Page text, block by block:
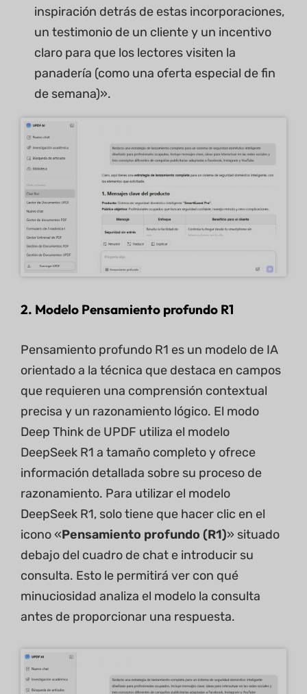
inspiración detrás de estas incorporaciones,
un testimonio de un cliente y un incentivo
claro para que los lectores visiten la
panadería (como una oferta especial de fin
de semana)».
2. Modelo Pensamiento profundo R1
Pensamiento profundo R1 es un modelo de IA
orientado a la técnica que destaca en campos
que requieren una comprensión contextual
precisa y un razonamiento lógico. El modo
Deep Think de UPDF utiliza el modelo
DeepSeek R1 a tamaño completo y ofrece
información detallada sobre su proceso de
razonamiento. Para utilizar el modelo
DeepSeek R1, solo tiene que hacer clic en el
icono «Pensamiento profundo (R1)» situado
debajo del cuadro de chat e introducir su
consulta. Esto le permitirá ver con qué
minuciosidad analiza el modelo la consulta
antes de proporcionar una respuesta.